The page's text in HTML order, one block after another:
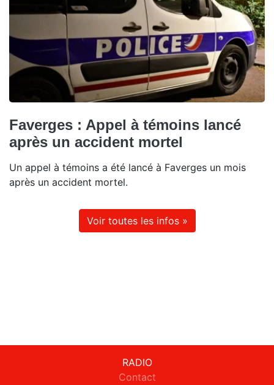
Faverges : Appel à témoins lancé
après un accident mortel
Un appel à témoins a été lancé à Faverges un mois
après un accident mortel.
Voir toutes les infos »
RADIO
Contact